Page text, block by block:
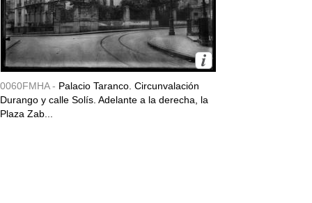
0060FMHA - Palacio Taranco. Circunvalación
Durango y calle Solís. Adelante a la derecha, la
Plaza Zab...